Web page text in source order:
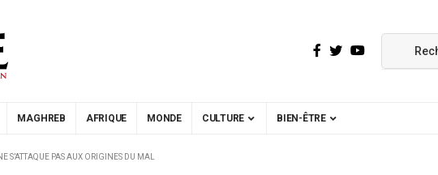
MAGHREB AFRIQUE MONDE CULTURE BIEN-ÊTRE
S’ATTAQUE PAS AUX ORIGINES DU MAL